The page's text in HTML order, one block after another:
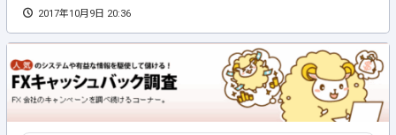
2017年10月9日 20:36